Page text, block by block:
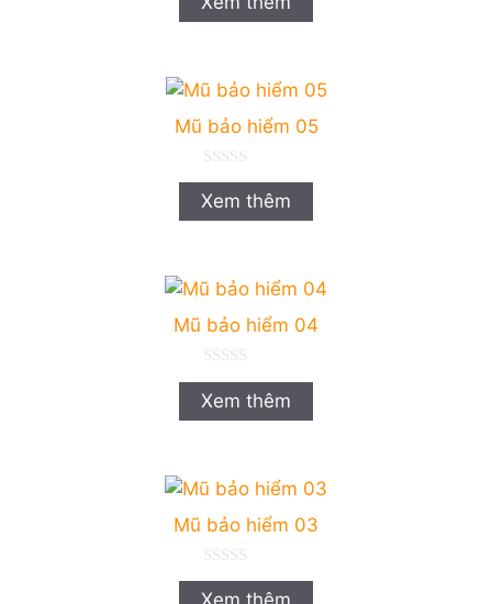
g
o
Mũ bảo hiểm 05
0
n
g
o
Xem thêm
Mũ bảo hiểm 04
0
n
g
o
Xem thêm
Mũ bảo hiểm 03
0
n